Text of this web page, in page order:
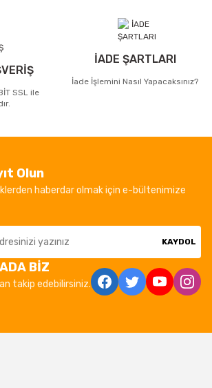
SSL ile
İADE ŞARTLARI
İade İşlemini Nasıl Yapacaksınız?
Olun
haberdar olmak için e-bültenimize
KAYDOL
BİZ
takip edebilirsiniz.